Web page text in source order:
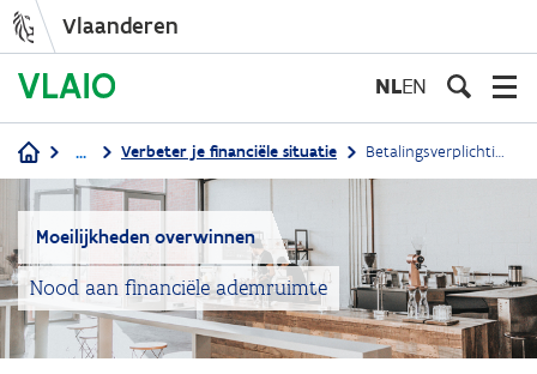
inhoud
Vlaanderen
NLEN
Kruimelpad
... Verbeter je financiële situatie Betalingsverplichtingen uitstellen
Moeilijkheden overwinnen
Nood aan financiële ademruimte